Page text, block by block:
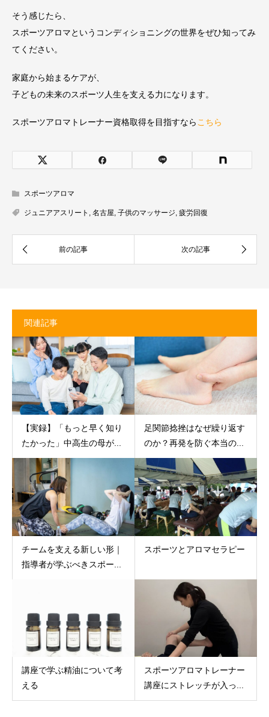
そう感じたら、
スポーツアロマというコンディショニングの世界をぜひ知ってみ
てください。
家庭から始まるケアが、
子どもの未来のスポーツ人生を支える力になります。
スポーツアロマトレーナー資格取得を目指すならこちら
スポーツアロマ
ジュニアアスリート , 名古屋, 子供のマッサージ, 疲労回復
関連記事
【実録】「もっと早く知り
たかった」中高生の母が...
足関節捻挫はなぜ繰り返す
のか？再発を防ぐ本当の...
チームを支える新しい形｜
指導者が学ぶべきスポー...
スポーツとアロマセラピー
講座で学ぶ精油について考
える
スポーツアロマトレーナー
講座にストレッチが入っ...